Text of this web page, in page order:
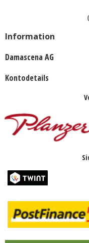
Information
Damascena AG
Kontodetails